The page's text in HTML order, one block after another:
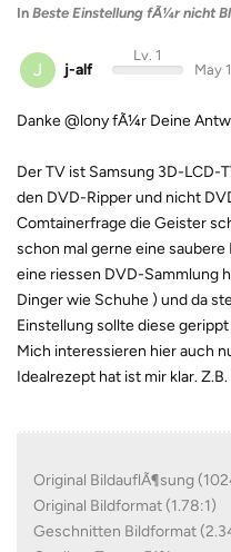
In Beste Einstellung fÃ¼r nicht
J j-alf
Lv. 1
May
Danke @lony fÃ¼r Deine
Der TV ist Samsung 3D-LCD-
den DVD-Ripper und nicht
Comtainerfrage die Geister
schon mal gerne eine
eine riessen DVD-Sammlung
Dinger wie Schuhe ) und da
Einstellung sollte diese
Mich interessieren hier auch
Idealrezept hat ist mir klar. Z.B.
Original BildauflÃ¶sung
Original Bildformat (1.78:1)
Geschnitten Bildformat